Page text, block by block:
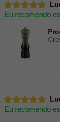
Eu recomendo
Eu recomendo